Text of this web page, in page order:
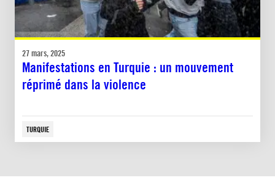
27 mars, 2025
Manifestations en Turquie : un mouvement
réprimé dans la violence
TURQUIE